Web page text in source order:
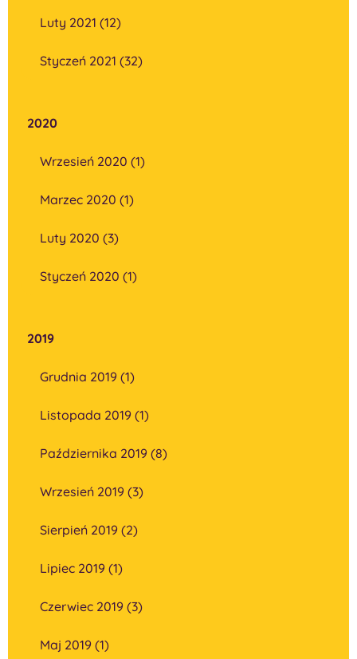
Luty 2021 (12)
Styczeń 2021 (32)
2020
Wrzesień 2020 (1)
Marzec 2020 (1)
Luty 2020 (3)
Styczeń 2020 (1)
2019
Grudnia 2019 (1)
Listopada 2019 (1)
Października 2019 (8)
Wrzesień 2019 (3)
Sierpień 2019 (2)
Lipiec 2019 (1)
Czerwiec 2019 (3)
Maj 2019 (1)